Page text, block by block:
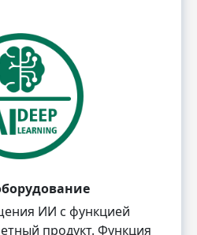
ИИ с функцией
продукт. Функция